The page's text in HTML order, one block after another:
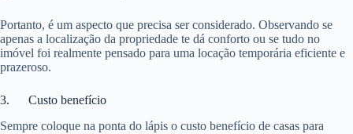
Portanto, é um aspecto que precisa ser considerado. Observando se
apenas a localização da propriedade te dá conforto ou se tudo no
imóvel foi realmente pensado para uma locação temporária eficiente e
prazeroso.
3. Custo benefício
Sempre coloque na ponta do lápis o custo benefício de casas para